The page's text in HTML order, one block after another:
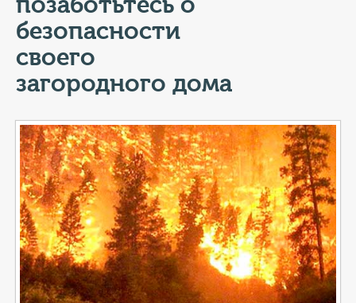
ГЕРОИ Z
КАТАЛОГ УСЛУГ
СЛУЖБА ПО КОНТРАКТУ
безопасности
своего
загородного дома